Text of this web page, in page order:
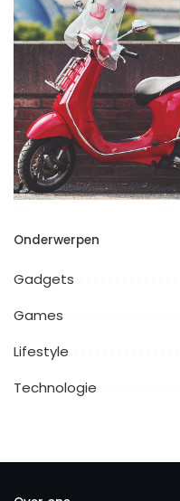
Onderwerpen
Gadgets
Games
Lifestyle
Technologie